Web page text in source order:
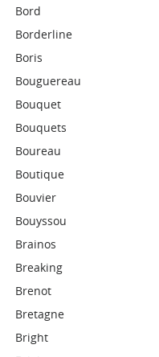
Bord
Borderline
Boris
Bouguereau
Bouquet
Bouquets
Boureau
Boutique
Bouvier
Bouyssou
Brainos
Breaking
Brenot
Bretagne
Bright